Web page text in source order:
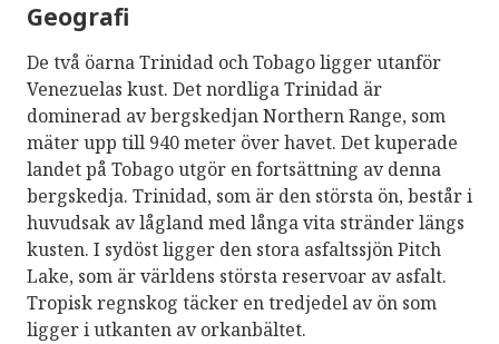
Geografi
De två öarna Trinidad och Tobago ligger utanför
Venezuelas kust. Det nordliga Trinidad är
dominerad av bergskedjan Northern Range, som
mäter upp till 940 meter över havet. Det kuperade
landet på Tobago utgör en fortsättning av denna
bergskedja. Trinidad, som är den största ön, består i
huvudsak av lågland med långa vita stränder längs
kusten. I sydöst ligger den stora asfaltssjön Pitch
Lake, som är världens största reservoar av asfalt.
Tropisk regnskog täcker en tredjedel av ön som
ligger i utkanten av orkanbältet.